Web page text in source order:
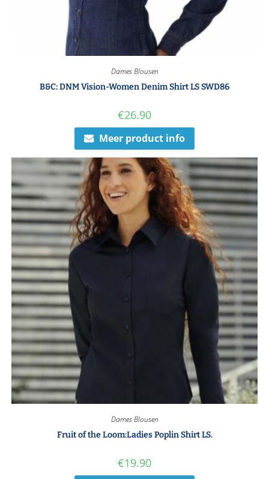
Dames Blousen
B&C: DNM Vision-Women Denim Shirt LS SWD86
€26.90
Meer product info
Dames Blousen
Fruit of the Loom:Ladies Poplin Shirt LS.
€19.90